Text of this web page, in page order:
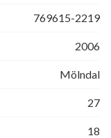
769615-2219
2006
Mölndal
27
18